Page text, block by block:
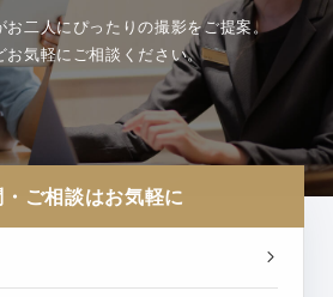
二人にぴったりの撮影をご提案。
お気軽にご相談ください。
・ご相談はお気軽に